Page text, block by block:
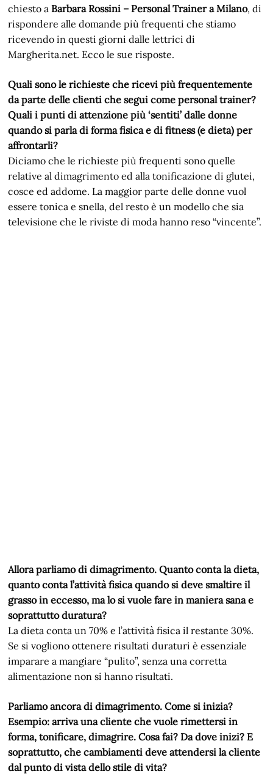
chiesto aBarbara Rossini – Personal Trainer a Milano, di
rispondere alle domande più frequenti che stiamo
ricevendo in questi giorni dalle lettrici di
Margherita.net. Ecco le sue risposte.
Quali sono le richieste che ricevi più frequentemente
da parte delle clienti che segui come personal trainer?
Quali i punti di attenzione più ‘sentiti’ dalle donne
quando si parla di forma fisica e di fitness (e dieta) per
affrontarli?
Diciamo che le richieste più frequenti sono quelle
relative al dimagrimento ed alla tonificazione di glutei,
cosce ed addome. La maggior parte delle donne vuol
essere tonica e snella, del resto è un modello che sia
televisione che le riviste di moda hanno reso “vincente”.
Allora parliamo di dimagrimento. Quanto conta la dieta,
quanto conta l’attività fisica quando si deve smaltire il
grasso in eccesso, ma lo si vuole fare in maniera sana e
soprattutto duratura?
La dieta conta un 70% e l’attività fisica il restante 30%.
Se si vogliono ottenere risultati duraturi è essenziale
imparare a mangiare “pulito”, senza una corretta
alimentazione non si hanno risultati.
Parliamo ancora di dimagrimento. Come si inizia?
Esempio: arriva una cliente che vuole rimettersi in
forma, tonificare, dimagrire. Cosa fai? Da dove inizi? E
soprattutto, che cambiamenti deve attendersi la cliente
dal punto di vista dello stile di vita?